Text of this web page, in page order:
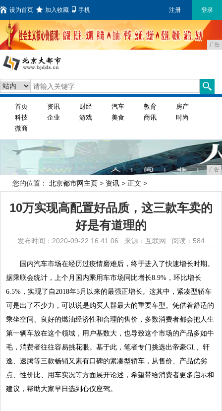
设为首页 加入收藏 手机 注册 登录
广告
首页 资讯 财经 汽车 教育
房产
科技
企业 游戏 美食 商讯
时尚
微商
广告
您的位置： 北京都市网主页 > 资讯 > 正文 >
10万实现高配置好品质，这三款车卖的
好是有道理的
发布时间：2020-09-22 16:41:06 来源：互联网 阅读：584
国内汽车市场在经历过疫情磨难后，终于进入了快速增长时期。
据乘联会统计，上个月国内乘用车市场同比增长8.9%，环比增长
6.5%，实现了自2018年5月以来的最强正增长。这其中，紧凑型轿车
可是出了不少力，可以说是购买人群最大的重要车型。凭借着舒适的
乘坐空间、良好的燃油经济性和合理的售价，多数消费者都会把人生
第一辆车放在这个领域，用户基数大，也导致这个市场的产品多如牛
毛，消费者往往容易挑花眼。基于此，笔者专门挑选出帝豪GL、轩
逸、速腾等三款畅销又素有口碑的紧凑型轿车，从售价、产品优劣
点、性价比、用车实况等方面展开论述，希望带给消费者更多启示和
建议，帮助大家早日选到心仪座驾。